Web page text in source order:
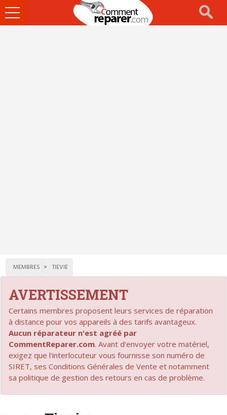
Ouvrir
le
MEMBRES TIEVIE
AVERTISSEMENT
Certains membres proposent leurs services de réparation
à distance pour vos appareils à des tarifs avantageux.
Aucun réparateur n'est agréé par
CommentReparer.com. Avant d'envoyer votre matériel,
exigez que l'interlocuteur vous fournisse son numéro de
SIRET, ses Conditions Générales de Vente et notamment
sa politique de gestion des retours en cas de problème.